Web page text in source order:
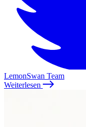
LemonSwan Team
Weiterlesen